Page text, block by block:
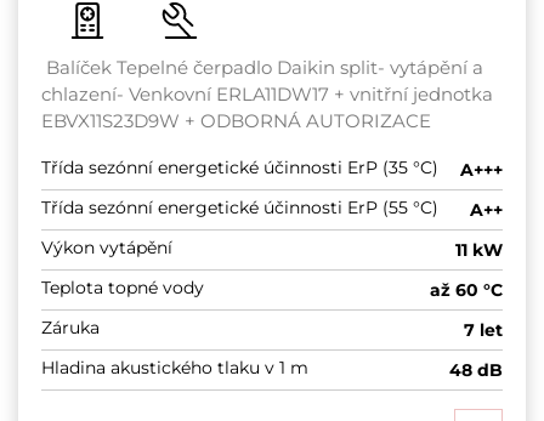
Balíček Tepelné čerpadlo Daikin split- vytápění a
chlazení- Venkovní ERLA11DW17 + vnitřní jednotka
EBVX11S23D9W + ODBORNÁ AUTORIZACE
Třída sezónní energetické účinnosti ErP (35 °C)
A+++
Třída sezónní energetické účinnosti ErP (55 °C)
A++
Výkon vytápění
11 kW
Teplota topné vody
až 60 °C
Záruka
7 let
Hladina akustického tlaku v 1 m
48 dB